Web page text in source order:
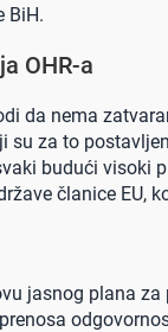
BiH.
OHR-a
da nema
su za to
budući visoki
članice EU,
jasnog plana za